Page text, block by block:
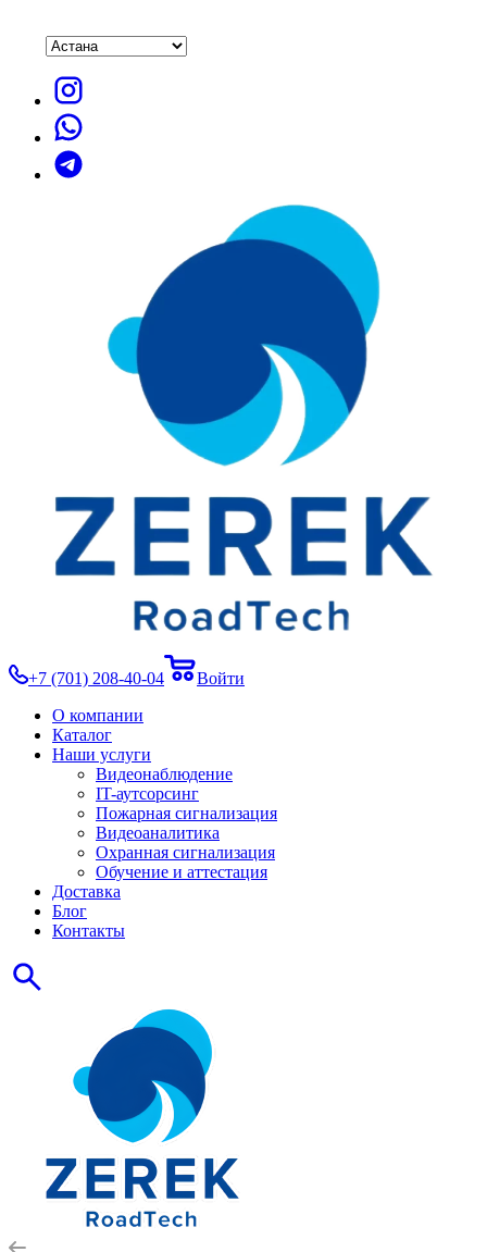
+7 (701) 208-40-04
Войти
О компании
Каталог
Наши услуги
Видеонаблюдение
IT-аутсорсинг
Пожарная сигнализация
Видеоаналитика
Охранная сигнализация
Обучение и аттестация
Доставка
Блог
Контакты